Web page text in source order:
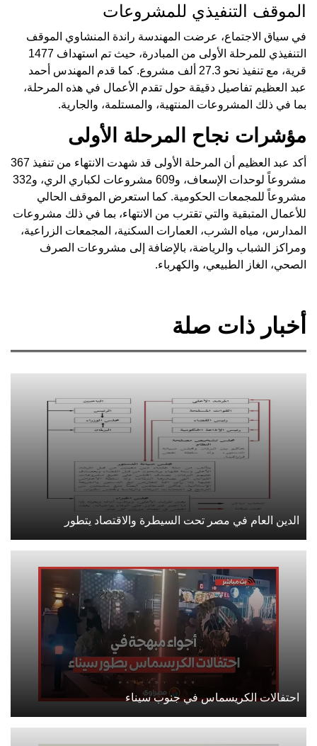
الموقف التنفيذي للمشروعات
في سياق الاجتماع، عرضت المهندسة راندة المنشاوي الموقف
التنفيذي للمرحلة الأولى من المبادرة، حيث تم استهداف 1477
قرية، مع تنفيذ نحو 27.3 ألف مشروع. كما قدم المهندس أحمد
عبد العظيم تفاصيل دقيقة حول تقدم الأعمال في هذه المرحلة،
بما في ذلك المشروعات المنتهية، والمستلمة، والجارية.
مؤشرات نجاح المرحلة الأولى
أكد عبد العظيم أن المرحلة الأولى قد شهدت الانتهاء من تنفيذ 367
مشروعاً لوحدات الإسعاف، و609 مشروعات لكباري الري، و332
مشروعاً للمجمعات الحكومية. كما استعرض الموقف الحالي
للأعمال المتبقية والتي تقترب من الانتهاء، بما في ذلك مشروعات
المدارس، مياه الشرب، العمارات السكنية، المجمعات الزراعية،
ومراكز الشباب والرياضة، بالإضافة إلى مشروعات الصرف
الصحي، الغاز الطبيعي، والكهرباء.
أخبار ذات صلة
الدين العام في مصر تحت السيطرة والاقتصاد يتطور
احتفالات الكريسماس في جنوب سيناء